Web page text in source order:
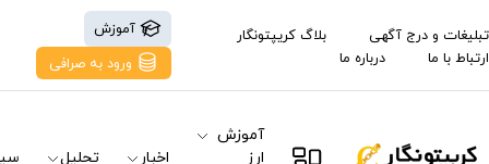
تبلیغات و درج آگهی
بلاگ کریپتونگار
ارتباط با ما
درباره ما
آموزش
ورود به صرافی
آموزش
ارز
اخبار تحلیل